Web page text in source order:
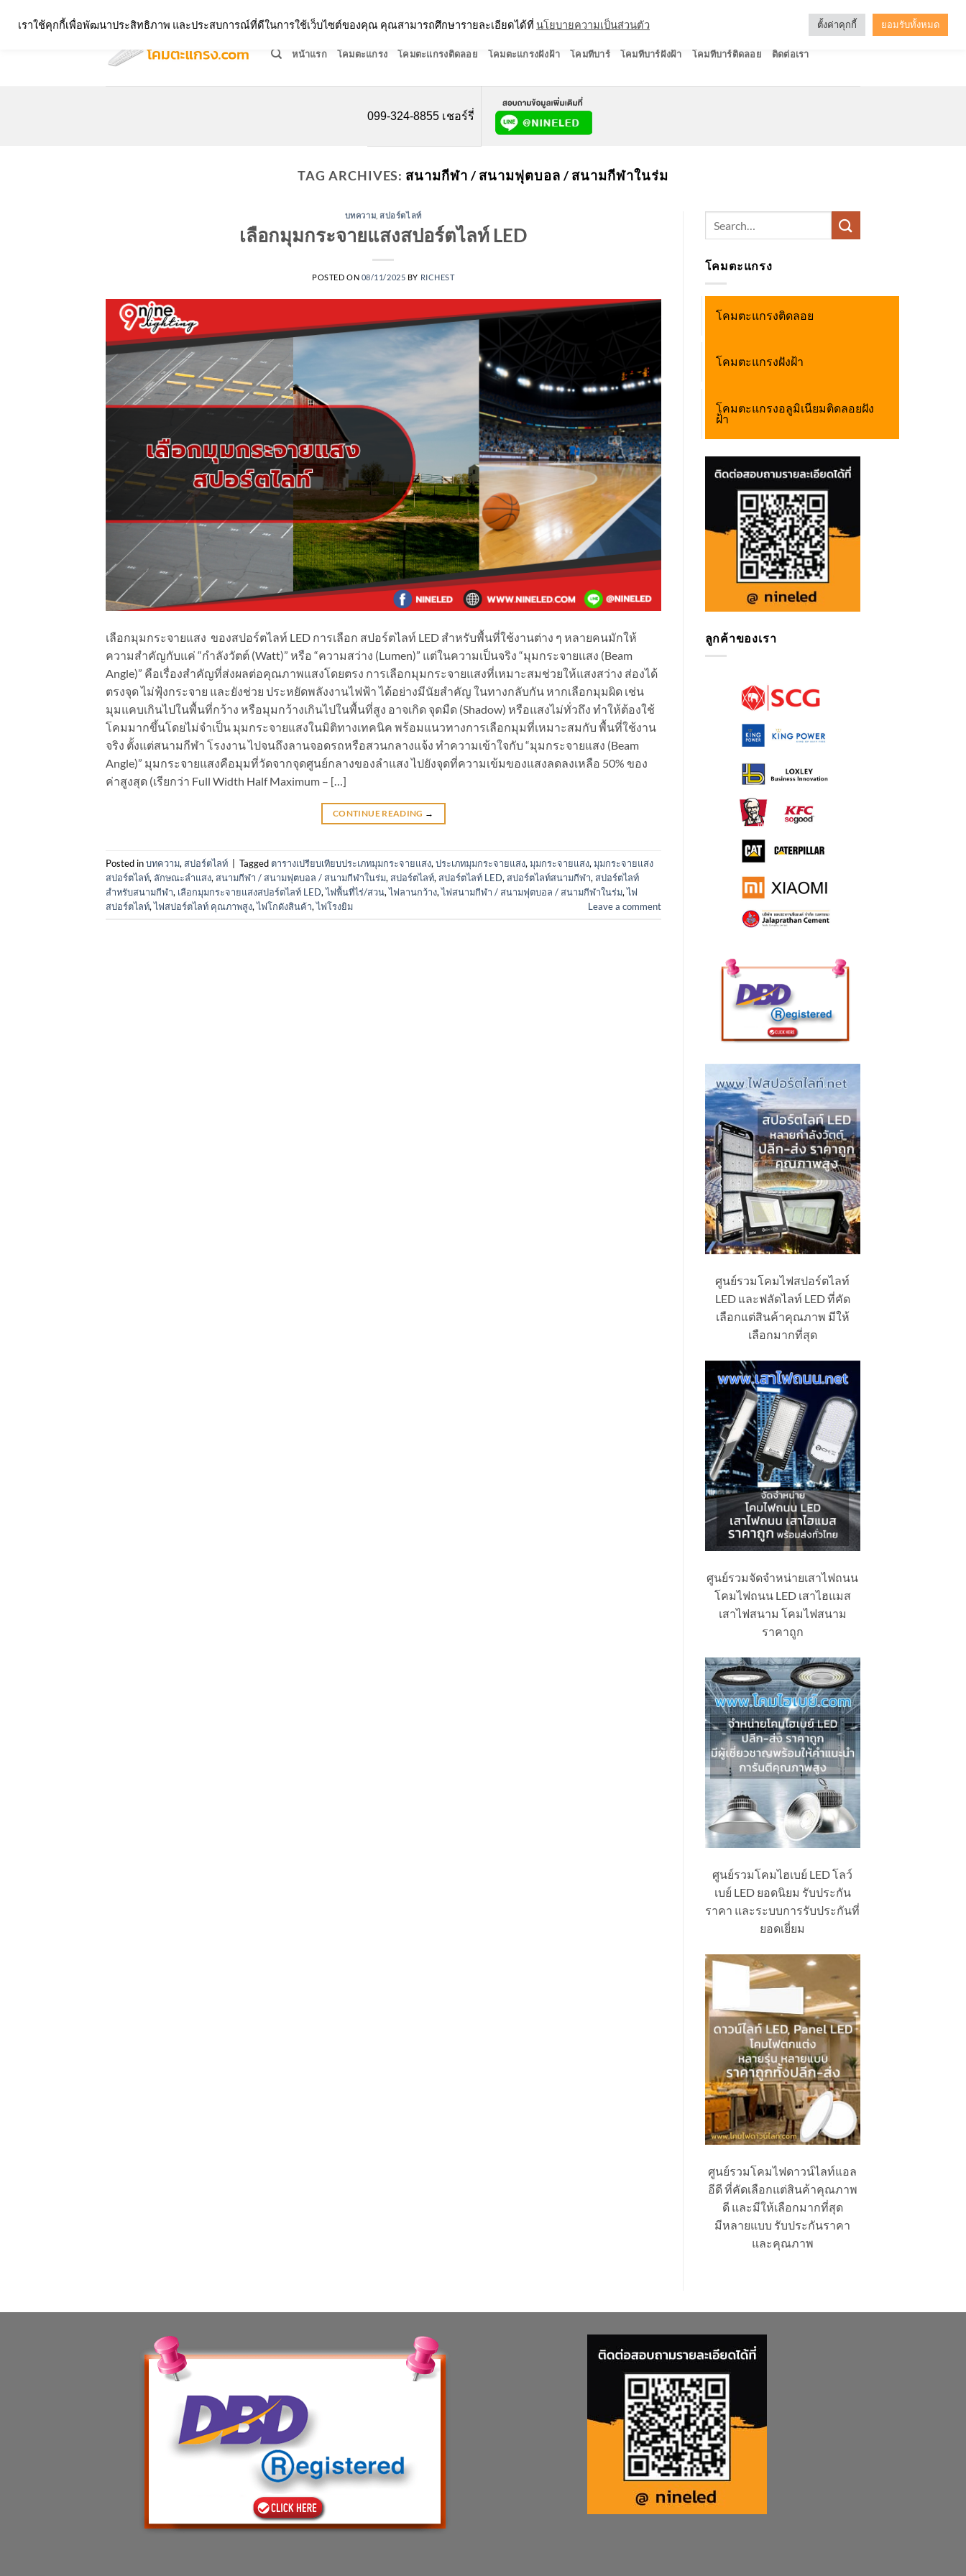
หน้าแรก โคมตะแกรง โคมตะแกรงติดลอย โคมตะแกรงฝังฝ้า โคมทีบาร์ โคมทีบาร์ฝังฝ้า โคมทีบาร์ติดลอย ติดต่อเรา
099-324-8855 เชอร์รี่
TAG ARCHIVES: สนามกีฬา / สนามฟุตบอล / สนามกีฬาในร่ม
บทความ สปอร์ตไลท์
เลือกมุมกระจายแสงสปอร์ตไลท์ LED
POSTED ON 08/11/2025 BY RICHEST
เลือกมุมกระจายแสง ของสปอร์ตไลท์ LED การเลือก สปอร์ตไลท์ LED สำหรับพื้นที่ใช้งานต่าง ๆ หลายคนมักให้
ความสำคัญกับแค่ “กำลังวัตต์ (Watt)” หรือ “ความสว่าง (Lumen)” แต่ในความเป็นจริง “มุมกระจายแสง (Beam
Angle)” คือเรื่องสำคัญที่ส่งผลต่อคุณภาพแสงโดยตรง การเลือกมุมกระจายแสงที่เหมาะสมช่วยให้แสงสว่าง ส่องได้
ตรงจุด ไม่ฟุ้งกระจาย และยังช่วย ประหยัดพลังงานไฟฟ้า ได้อย่างมีนัยสำคัญ ในทางกลับกัน หากเลือกมุมผิด เช่น
มุมแคบเกินไปในพื้นที่กว้าง หรือมุมกว้างเกินไปในพื้นที่สูง อาจเกิด จุดมืด (Shadow) หรือแสงไม่ทั่วถึง ทำให้ต้องใช้
โคมมากขึ้นโดยไม่จำเป็น มุมกระจายแสงในมิติทางเทคนิค พร้อมแนวทางการเลือกมุมที่เหมาะสมกับ พื้นที่ใช้งาน
จริง ตั้งแต่สนามกีฬา โรงงาน ไปจนถึงลานจอดรถหรือสวนกลางแจ้ง ทำความเข้าใจกับ “มุมกระจายแสง (Beam
Angle)” มุมกระจายแสงคือมุมที่วัดจากจุดศูนย์กลางของลำแสง ไปยังจุดที่ความเข้มของแสงลดลงเหลือ 50% ของ
ค่าสูงสุด (เรียกว่า Full Width Half Maximum – […]
CONTINUE READING →
Posted inบทความ, สปอร์ตไลท์ Tagged ตารางเปรียบเทียบประเภทมุมกระจายแสง, ประเภทมุมกระจายแสง, มุมกระจายแสง, มุมกระจายแสง
สปอร์ตไลท์, ลักษณะลำแสง, สนามกีฬา / สนามฟุตบอล / สนามกีฬาในร่ม, สปอร์ตไลท์, สปอร์ตไลท์ LED, สปอร์ตไลท์สนามกีฬา, สปอร์ตไลท์
สำหรับสนามกีฬา, เลือกมุมกระจายแสงสปอร์ตไลท์ LED,ไฟพื้นที่ไร่/สวน,ไฟลานกว้าง,ไฟสนามกีฬา / สนามฟุตบอล / สนามกีฬาในร่ม,ไฟ
สปอร์ตไลท์,ไฟสปอร์ตไลท์ คุณภาพสูง,ไฟโกดังสินค้า,ไฟโรงยิม Leave a comment
โคมตะแกรง
โคมตะแกรงติดลอย
โคมตะแกรงฝังฝ้า
โคมตะแกรงอลูมิเนียมติดลอยฝัง
ฝ้า
ลูกค้าของเรา
ศูนย์รวมโคมไฟสปอร์ตไลท์
LED และฟลัดไลท์ LED ที่คัด
เลือกแต่สินค้าคุณภาพ มีให้
เลือกมากที่สุด
ศูนย์รวมจัดจำหน่ายเสาไฟถนน
โคมไฟถนน LED เสาไฮแมส
เสาไฟสนาม โคมไฟสนาม
ราคาถูก
ศูนย์รวมโคมไฮเบย์ LED โลว์
เบย์ LED ยอดนิยม รับประกัน
ราคา และระบบการรับประกันที่
ยอดเยี่ยม
ศูนย์รวมโคมไฟดาวน์ไลท์แอล
อีดี ที่คัดเลือกแต่สินค้าคุณภาพ
ดี และมีให้เลือกมากที่สุด
มีหลายแบบ รับประกันราคา
และคุณภาพ
เราใช้คุกกี้เพื่อพัฒนาประสิทธิภาพ และประสบการณ์ที่ดีในการใช้เว็บไซต์ของคุณ คุณสามารถศึกษารายละเอียดได้ที่ นโยบายความเป็นส่วนตัว ตั้งค่าคุกกี้ ยอมรับทั้งหมด